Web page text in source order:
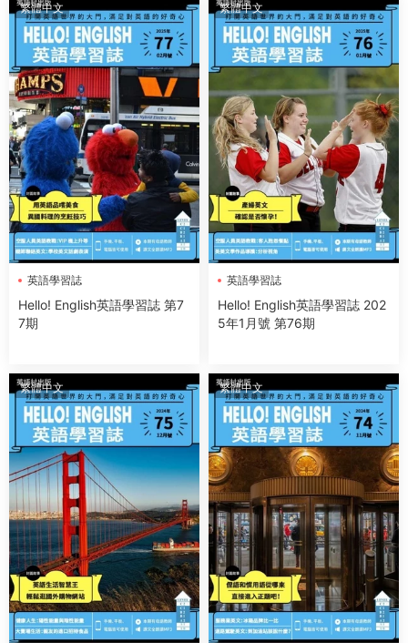
繁體中文
英語學習誌
Hello! English英語學習誌 第7
7期
繁體中文
英語學習誌
Hello! English英語學習誌 202
5年1月號 第76期
繁體中文 繁體中文